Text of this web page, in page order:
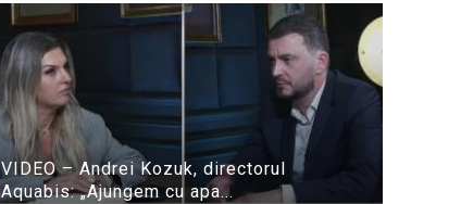
VIDEO – Andrei Kozuk, directorul
Aquabis: „Ajungem cu apa...